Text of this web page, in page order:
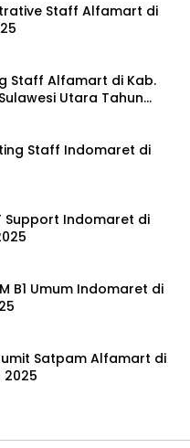
Staff Alfamart di
Staff Alfamart di Kab.
Utara Tahun
Staff Indomaret di
Support Indomaret di
B1 Umum Indomaret di
Satpam Alfamart di